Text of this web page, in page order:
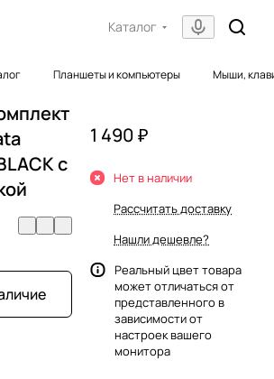
Каталог
Планшеты и компьютеры Мыши,
с
1 490 ₽
Нет в наличии
Рассчитать доставку
Нашли дешевле?
Реальный цвет товара
может отличаться от
представленного в
зависимости от
настроек вашего
монитора